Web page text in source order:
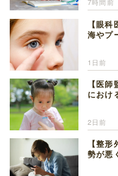
7時間前
【眼
海やプ
1日前
【医
におけ
2日前
【整
勢が悪